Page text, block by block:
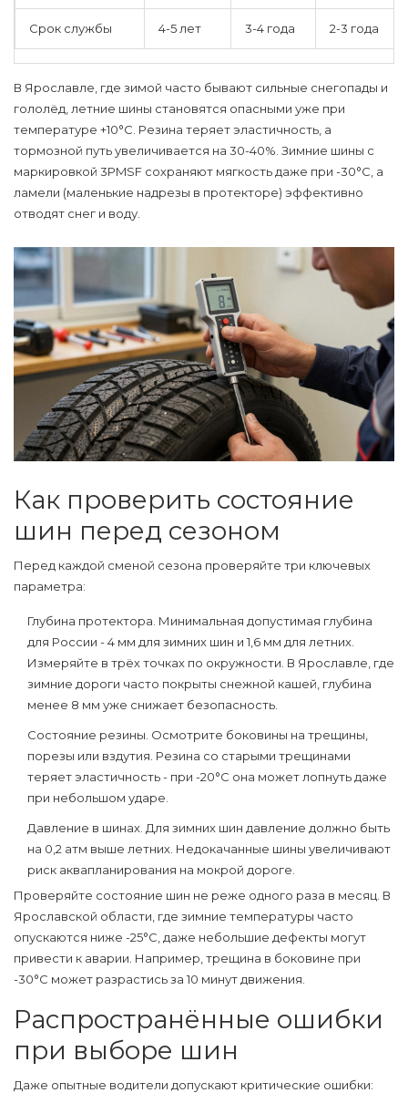
Срок службы 4-5 лет 3-4 года 2-3 года
В Ярославле, где зимой часто бывают сильные снегопады и
гололёд, летние шины становятся опасными уже при
температуре +10°C. Резина теряет эластичность, а
тормозной путь увеличивается на 30-40%. Зимние шины с
маркировкой 3PMSF сохраняют мягкость даже при -30°C, а
ламели (маленькие надрезы в протекторе) эффективно
отводят снег и воду.
Как проверить состояние
шин перед сезоном
Перед каждой сменой сезона проверяйте три ключевых
параметра:
Глубина протектора. Минимальная допустимая глубина
для России - 4 мм для зимних шин и 1,6 мм для летних.
Измеряйте в трёх точках по окружности. В Ярославле, где
зимние дороги часто покрыты снежной кашей, глубина
менее 8 мм уже снижает безопасность.
Состояние резины. Осмотрите боковины на трещины,
порезы или вздутия. Резина со старыми трещинами
теряет эластичность - при -20°C она может лопнуть даже
при небольшом ударе.
Давление в шинах. Для зимних шин давление должно быть
на 0,2 атм выше летних. Недокачанные шины увеличивают
риск аквапланирования на мокрой дороге.
Проверяйте состояние шин не реже одного раза в месяц. В
Ярославской области, где зимние температуры часто
опускаются ниже -25°C, даже небольшие дефекты могут
привести к аварии. Например, трещина в боковине при
-30°C может разрастись за 10 минут движения.
Распространённые ошибки
при выборе шин
Даже опытные водители допускают критические ошибки: